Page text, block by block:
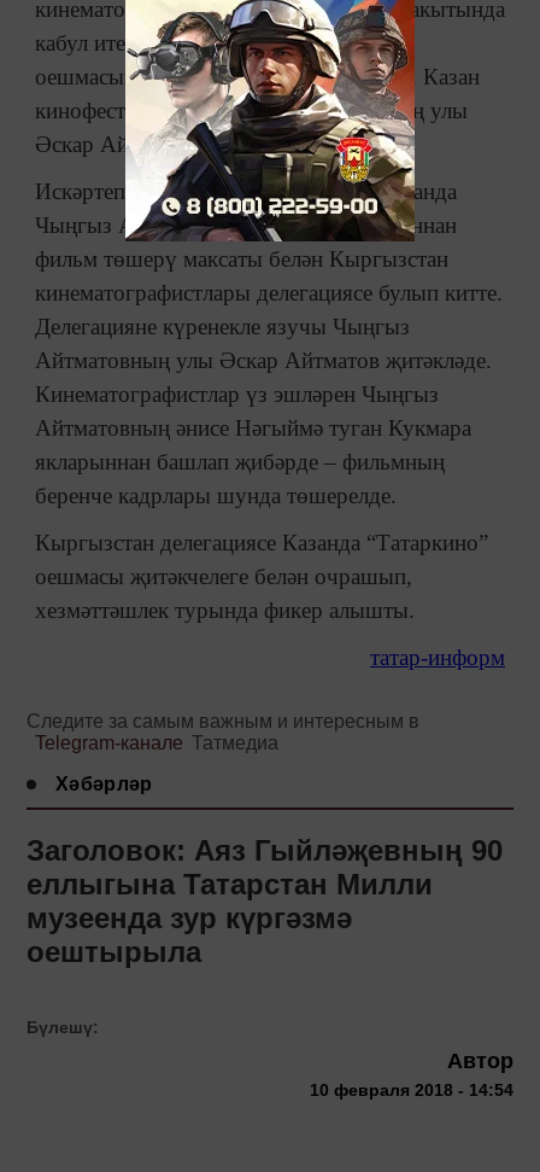
кинематографистлары белән очрашу вакытында
кабул ителгән. Бу хакта “Татаркино”
оешмасының матбугат үзәге хәбәр итә. Казан
кинофестиваленә Чыңгыз Айтматовның улы
Әскар Айтматов та чакырулы.
Искәртеп узабыз, шушы көннәрдә Казанда
Чыңгыз Айтматовның 90 еллыгы уңаеннан
фильм төшерү максаты белән Кыргызстан
кинематографистлары делегациясе булып китте.
Делегацияне күренекле язучы Чыңгыз
Айтматовның улы Әскар Айтматов җитәкләде.
Кинематографистлар үз эшләрен Чыңгыз
Айтматовның әнисе Нәгыймә туган Кукмара
якларыннан башлап җибәрде – фильмның
беренче кадрлары шунда төшерелде.
Кыргызстан делегациясе Казанда “Татаркино”
оешмасы җитәкчелеге белән очрашып,
хезмәттәшлек турында фикер алышты.
татар-информ
Следите за самым важным и интересным в
Telegram-канале Татмедиа
Хәбәрләр
Заголовок: Аяз Гыйләҗевның 90
еллыгына Татарстан Милли
музеенда зур күргәзмә
оештырыла
Бүлешү:
Автор
10 февраля 2018 - 14:54